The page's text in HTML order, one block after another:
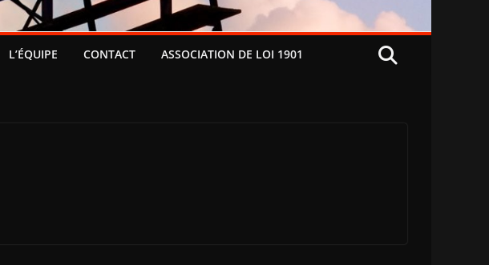
L’ÉQUIPE CONTACT ASSOCIATION DE LOI 1901